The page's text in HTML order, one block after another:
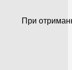
При